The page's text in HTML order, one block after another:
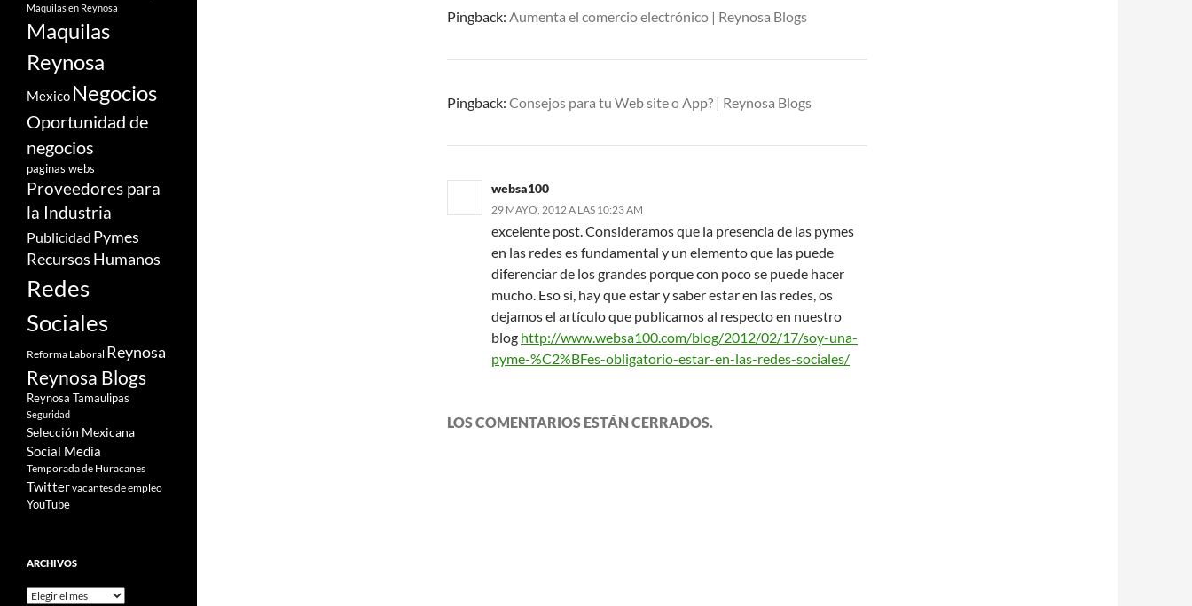
Pingback: Aumenta el comercio electrónico | Reynosa Blogs
Pingback: Consejos para tu Web site o App? | Reynosa Blogs
websa100
29 MAYO, 2012 A LAS 10:23 AM
excelente post. Consideramos que la presencia de las pymes
en las redes es fundamental y un elemento que las puede
diferenciar de los grandes porque con poco se puede hacer
mucho. Eso sí, hay que estar y saber estar en las redes, os
dejamos el artículo que publicamos al respecto en nuestro
blog http://www.websa100.com/blog/2012/02/17/soy-una-
pyme-%C2%BFes-obligatorio-estar-en-las-redes-sociales/
LOS COMENTARIOS ESTÁN CERRADOS.
Maquilas en Reynosa
Maquilas
Reynosa
Mexico Negocios
Oportunidad de
negocios
paginas webs
Proveedores para
la Industria
Publicidad Pymes
Recursos Humanos
Redes
Sociales
Reforma Laboral Reynosa
Reynosa Blogs
Reynosa Tamaulipas
Seguridad
Selección Mexicana
Social Media
Temporada de Huracanes
Twittervacantes de empleo
YouTube
ARCHIVOS
Archivos